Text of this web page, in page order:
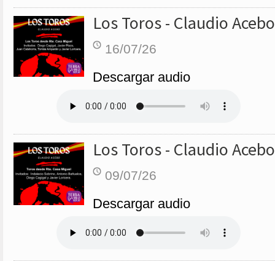
Los Toros - Claudio Acebo
16/07/26
Descargar audio
Los Toros - Claudio Acebo
09/07/26
Descargar audio